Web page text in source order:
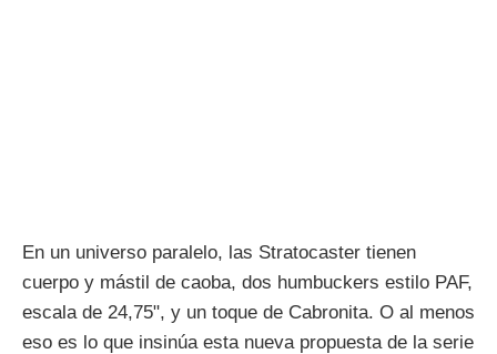
En un universo paralelo, las Stratocaster tienen
cuerpo y mástil de caoba, dos humbuckers estilo PAF,
escala de 24,75", y un toque de Cabronita. O al menos
eso es lo que insinúa esta nueva propuesta de la serie